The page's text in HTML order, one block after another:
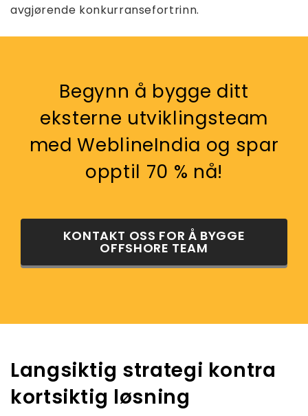
avgjørende konkurransefortrinn.
Begynn å bygge ditt
eksterne utviklingsteam
med WeblineIndia og spar
opptil 70 % nå!
KONTAKT OSS FOR Å BYGGE
OFFSHORE TEAM
Langsiktig strategi kontra
kortsiktig løsning